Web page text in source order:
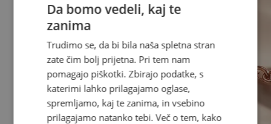
Da bomo vedeli, kaj te
zanima
Trudimo se, da bi bila naša spletna stran
zate čim bolj prijetna. Pri tem nam
pomagajo piškotki. Zbirajo podatke, s
katerimi lahko prilagajamo oglase,
spremljamo, kaj te zanima, in vsebino
prilagajamo natanko tebi. Več o tem, kako